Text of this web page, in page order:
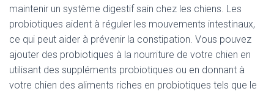
maintenir un système digestif sain chez les chiens. Les
probiotiques aident à réguler les mouvements intestinaux,
ce qui peut aider à prévenir la constipation. Vous pouvez
ajouter des probiotiques à la nourriture de votre chien en
utilisant des suppléments probiotiques ou en donnant à
votre chien des aliments riches en probiotiques tels que le